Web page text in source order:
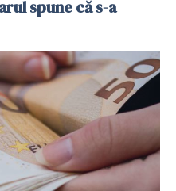
spune că s-a